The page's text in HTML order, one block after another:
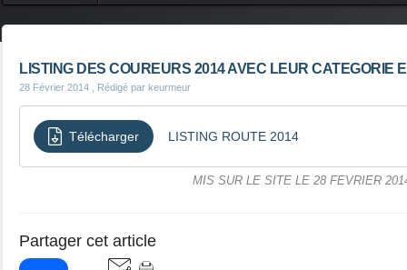
LISTING DES COUREURS 2014 AVEC LEUR CATEGORIE
28 Février 2014 , Rédigé par keurmeur
Télécharger LISTING ROUTE 2014
MIS SUR LE SITE LE 28 FEVRIER
Partager cet article